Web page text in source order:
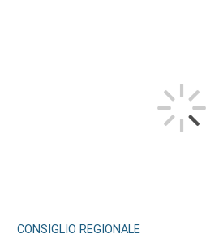
CONSIGLIO REGIONALE